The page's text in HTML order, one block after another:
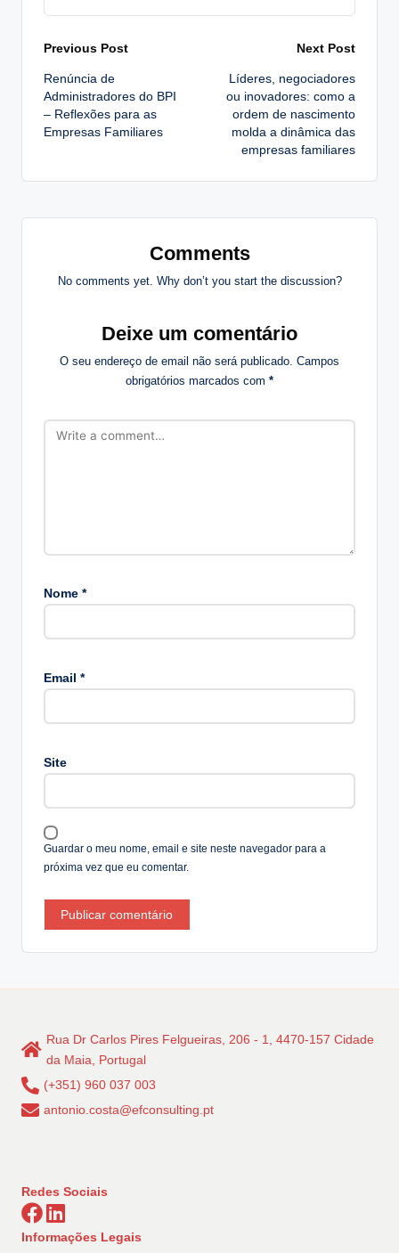
Post
navigation
Previous Post
Renúncia de
Administradores do BPI
– Reflexões para as
Empresas Familiares
Next Post
Líderes, negociadores
ou inovadores: como a
ordem de nascimento
molda a dinâmica das
empresas familiares
Comments
No comments yet. Why don’t you start the discussion?
Deixe um comentário
O seu endereço de email não será publicado. Campos
obrigatórios marcados com *
Nome *
Email *
Site
Guardar o meu nome, email e site neste navegador para a
próxima vez que eu comentar.
e
ti
e
:
Rua Dr Carlos Pires Felgueiras, 206 - 1, 4470-157 Cidade
da Maia, Portugal
(+351) 960 037 003
antonio.costa@efconsulting.pt
Redes Sociais
Informações Legais